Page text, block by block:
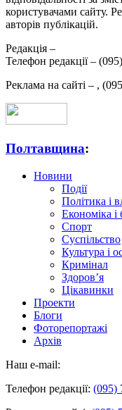
користувачами сайту.
авторів публікацій.
Редакція –
Телефон редакції –
Реклама на сайті – ,
Полтавщина:
Новини
Події
Політика і
Економіка і
Спорт
Суспільство
Культура і
Кримінал
Здоров’я
Цікавинки
Проекти
Блоги
Фоторепортажі
Архів
Наш e-mail:
Телефон редакції: (095)